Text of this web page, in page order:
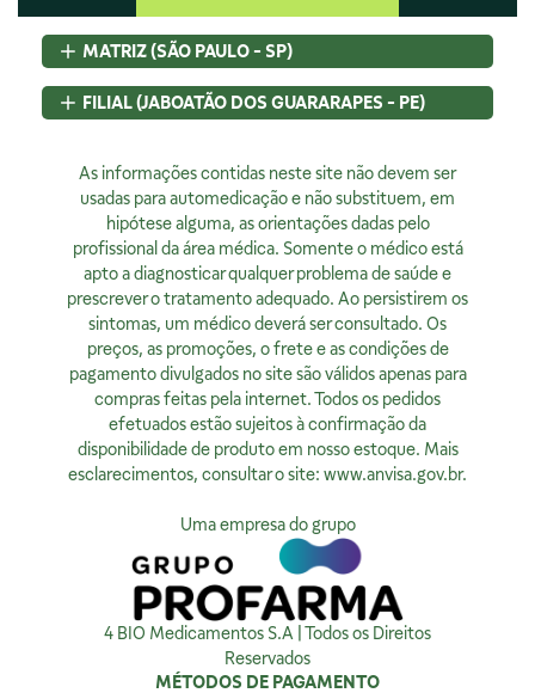
Central de Atendimento
Envio e Entrega
Navegando e Comprando
Trocas e Devoluções
Fale Conosco
Encarregado de Privacidade
Rodrigo Costa
dpo@4bio.com.br
Institucional
Quem Somos
Privacidade
Como tratamos sua Privacidade
Compra Segura
MATRIZ (SÃO PAULO - SP)
Rua Pedroso Alvarenga, 58 Cj. 02
Itaim Bibi, São Paulo, SP
CNPJ:07.015.691/0001-46
Licença Sanitária Nº:
355030801-477-000962-1-0
AFE:7.16539-7
FARMACÊUTICA RESPONSÁVEL:
Renata de Sousa Cerqueira
63200
Horário de Atendimento:
Segunda à sexta, exceto feriados, das 08h00 às 20h00
Ver no Mapa
FILIAL (JABOATÃO DOS GUARARAPES - PE)
54320-230 - Brasil
07.015.691/0008-12
Licença Sanitária Nº:00523.3/2025
0888921250
FARMACÊUTICA RESPONSÁVEL:
Diogo Amaro da Silva Santos
CRF/PE:14237
Horário de Atendimento:
Segunda à sexta, exceto feriados, das 9h00 às 18h00.
Ver no Mapa
As informações contidas neste site não devem ser
usadas para automedicação e não substituem, em
hipótese alguma, as orientações dadas pelo
profissional da área médica. Somente o médico está
apto a diagnosticar qualquer problema de saúde e
prescrever o tratamento adequado. Ao persistirem os
sintomas, um médico deverá ser consultado. Os
preços, as promoções, o frete e as condições de
pagamento divulgados no site são válidos apenas para
compras feitas pela internet. Todos os pedidos
efetuados estão sujeitos à confirmação da
disponibilidade de produto em nosso estoque. Mais
esclarecimentos, consultar o site: www.anvisa.gov.br.
Uma empresa do grupo
4 BIO Medicamentos S.A | Todos os Direitos
Reservados
MÉTODOS DE PAGAMENTO